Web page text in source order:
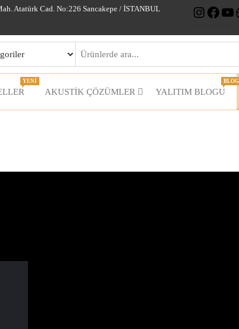
Atatürk Cad. No:226 Sancakepe / İSTANBUL
YENİ
AKUSTIK ÇÖZÜMLER YALITIM BLOGU
BLOG